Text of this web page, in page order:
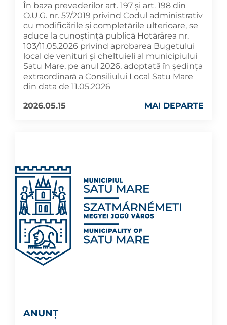
În baza prevederilor art. 197 și art. 198 din
O.U.G. nr. 57/2019 privind Codul administrativ
cu modificările și completările ulterioare, se
aduce la cunoştinţă publică Hotărârea nr.
103/11.05.2026 privind aprobarea Bugetului
local de venituri şi cheltuieli al municipiului
Satu Mare, pe anul 2026, adoptată în şedința
extraordinară a Consiliului Local Satu Mare
din data de 11.05.2026
2026.05.15
MAI DEPARTE
ANUNȚ